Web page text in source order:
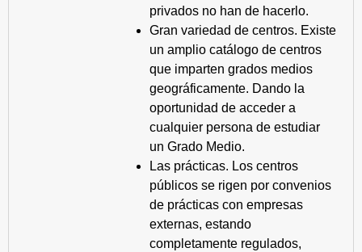
privados no han de hacerlo.
Gran variedad de centros. Existe
un amplio catálogo de centros
que imparten grados medios
geográficamente. Dando la
oportunidad de acceder a
cualquier persona de estudiar
un Grado Medio.
Las prácticas. Los centros
públicos se rigen por convenios
de prácticas con empresas
externas, estando
completamente regulados,